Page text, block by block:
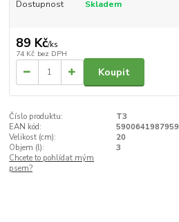
Dostupnost Skladem
89 Kč/ks
74 Kč bez DPH
Koupit
Číslo produktu:
T3
EAN kód:
5900641987959
Velikost (cm):
20
Objem (l):
3
Chcete to pohlídat mým
psem?